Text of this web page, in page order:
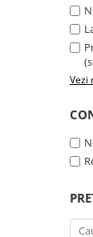
Telefoane
Telefoane
Telefoane
Telefoane
Telefoane
Telefoane
Telefoane
Telefoane
Telefoane
Vezi